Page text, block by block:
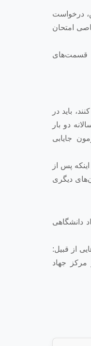
درخواست
امتحان
قسمت‌های
باید در
دو بار
جایابی
پس از
دیگری
دانشگاهی
از قبیل:
مرکز جهاد